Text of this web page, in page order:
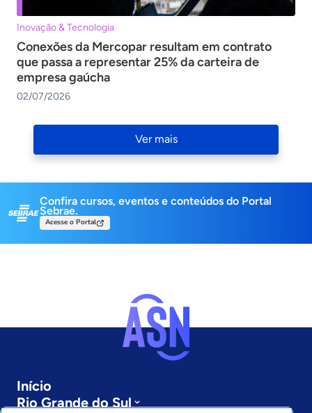
Inovação & Tecnologia
Conexões da Mercopar resultam em contrato
que passa a representar 25% da carteira de
empresa gaúcha
02/07/2026
Navigation
Ver mais
Confira cursos, eventos e conteúdos do Portal
Sebrae.
Acesse o Portal
Início
Rio Grande do Sul